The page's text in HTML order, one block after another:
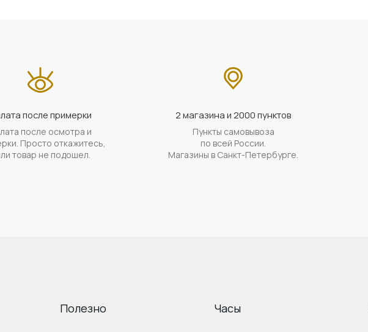
после примерки
после осмотра и
Просто откажитесь,
товар не подошел.
2 магазина и 2000 пунктов
Пункты самовывоза
по всей России.
Магазины в Санкт-Петербурге.
Полезно Часы